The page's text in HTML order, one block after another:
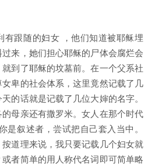
有跟随的妇女 ，他们知道被耶稣埋
来，她们担心耶稣的尸体会腐烂会
到了耶稣的坟墓前。在一个父系社
卑的社会体系，这里竟然记载了几
的话就是记载了几位大婶的名字。
母亲还有撒罗米。女人在那个时代
是叙述者，尝试把自己套入当中。
道理来说，我只要记载几个妇女就
者简单的用人称代名词即可简单略